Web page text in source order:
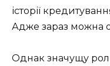
історії
Адже зараз можна
Однак значущу